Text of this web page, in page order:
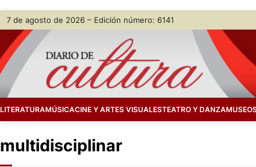
Skip
content
7 de agosto de 2026 – Edición número: 6141
LITERATURAMÚSICACINE Y ARTES VISUALESTEATRO Y DANZA
multidisciplinar